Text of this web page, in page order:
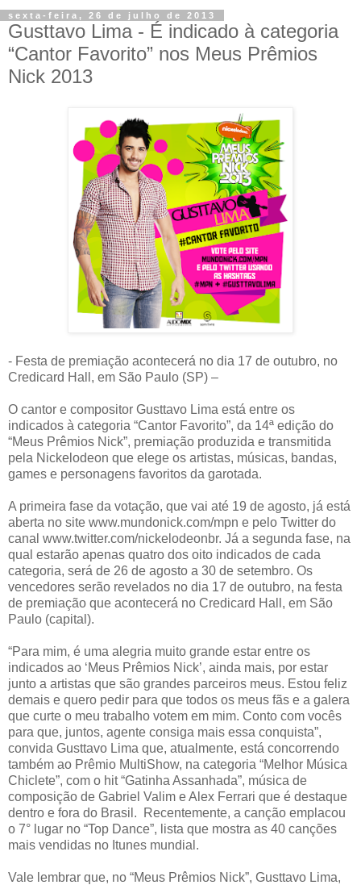
sexta-feira, 26 de julho de 2013
Gusttavo Lima - É indicado à categoria
“Cantor Favorito” nos Meus Prêmios
Nick 2013
- Festa de premiação acontecerá no dia 17 de outubro, no
Credicard Hall, em São Paulo (SP) –
O cantor e compositor Gusttavo Lima está entre os
indicados à categoria “Cantor Favorito”, da 14ª edição do
“Meus Prêmios Nick”, premiação produzida e transmitida
pela Nickelodeon que elege os artistas, músicas, bandas,
games e personagens favoritos da garotada.
A primeira fase da votação, que vai até 19 de agosto, já está
aberta no site www.mundonick.com/mpn e pelo Twitter do
canal www.twitter.com/nickelodeonbr. Já a segunda fase, na
qual estarão apenas quatro dos oito indicados de cada
categoria, será de 26 de agosto a 30 de setembro. Os
vencedores serão revelados no dia 17 de outubro, na festa
de premiação que acontecerá no Credicard Hall, em São
Paulo (capital).
“Para mim, é uma alegria muito grande estar entre os
indicados ao ‘Meus Prêmios Nick’, ainda mais, por estar
junto a artistas que são grandes parceiros meus. Estou feliz
demais e quero pedir para que todos os meus fãs e a galera
que curte o meu trabalho votem em mim. Conto com vocês
para que, juntos, agente consiga mais essa conquista”,
convida Gusttavo Lima que, atualmente, está concorrendo
também ao Prêmio MultiShow, na categoria “Melhor Música
Chiclete”, com o hit “Gatinha Assanhada”, música de
composição de Gabriel Valim e Alex Ferrari que é destaque
dentro e fora do Brasil. Recentemente, a canção emplacou
o 7° lugar no “Top Dance”, lista que mostra as 40 canções
mais vendidas no Itunes mundial.
Vale lembrar que, no “Meus Prêmios Nick”, Gusttavo Lima,